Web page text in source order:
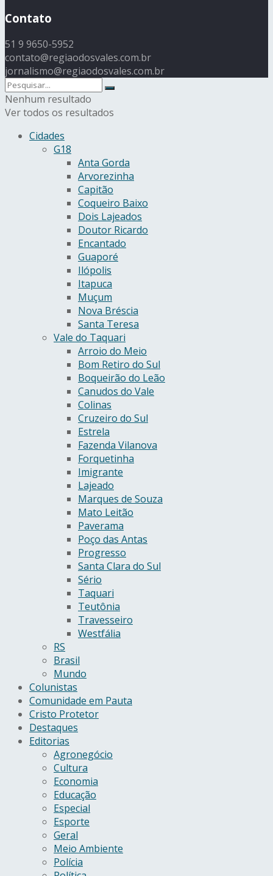
Contato
51 9 9650-5952
contato@regiaodosvales.com.br
jornalismo@regiaodosvales.com.br
Nenhum resultado
Ver todos os resultados
Cidades
G18
Anta Gorda
Arvorezinha
Capitão
Coqueiro Baixo
Dois Lajeados
Doutor Ricardo
Encantado
Guaporé
Ilópolis
Itapuca
Muçum
Nova Bréscia
Santa Teresa
Vale do Taquari
Arroio do Meio
Bom Retiro do Sul
Boqueirão do Leão
Canudos do Vale
Colinas
Cruzeiro do Sul
Estrela
Fazenda Vilanova
Forquetinha
Imigrante
Lajeado
Marques de Souza
Mato Leitão
Paverama
Poço das Antas
Progresso
Santa Clara do Sul
Sério
Taquari
Teutônia
Travesseiro
Westfália
RS
Brasil
Mundo
Colunistas
Comunidade em Pauta
Cristo Protetor
Destaques
Editorias
Agronegócio
Cultura
Economia
Educação
Especial
Esporte
Geral
Meio Ambiente
Polícia